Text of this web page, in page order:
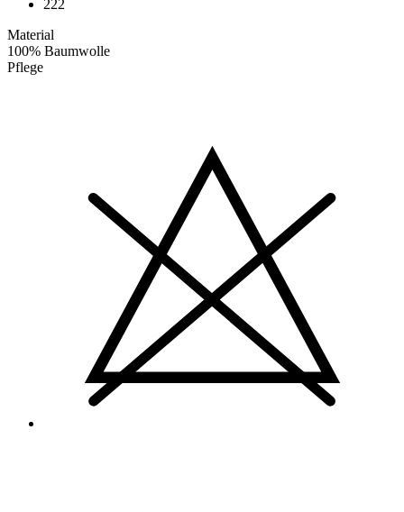
222
Material
100% Baumwolle
Pflege